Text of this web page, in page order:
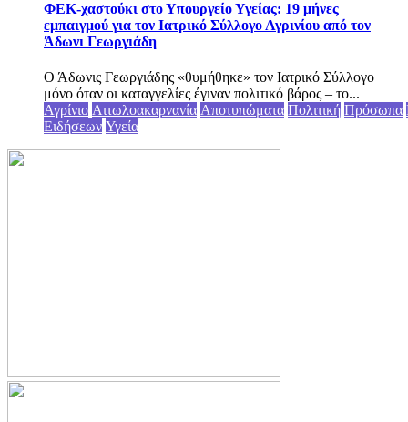
ΦΕΚ-χαστούκι στο Υπουργείο Υγείας: 19 μήνες
εμπαιγμού για τον Ιατρικό Σύλλογο Αγρινίου από τον
Άδωνι Γεωργιάδη
Ο Άδωνις Γεωργιάδης «θυμήθηκε» τον Ιατρικό Σύλλογο
μόνο όταν οι καταγγελίες έγιναν πολιτικό βάρος – το...
Αγρίνιο Αιτωλοακαρνανία Αποτυπώματα Πολιτική Πρόσωπα
Ειδήσεων Υγεία